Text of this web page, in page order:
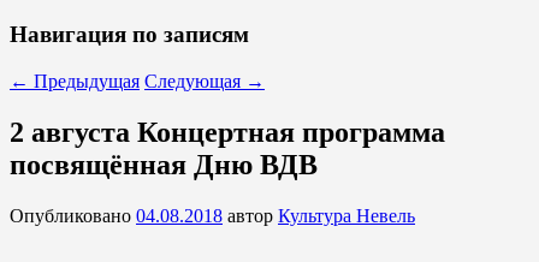
Навигация по записям
← Предыдущая Следующая →
2 августа Концертная программа
посвящённая Дню ВДВ
Опубликовано 04.08.2018 автор Культура Невель